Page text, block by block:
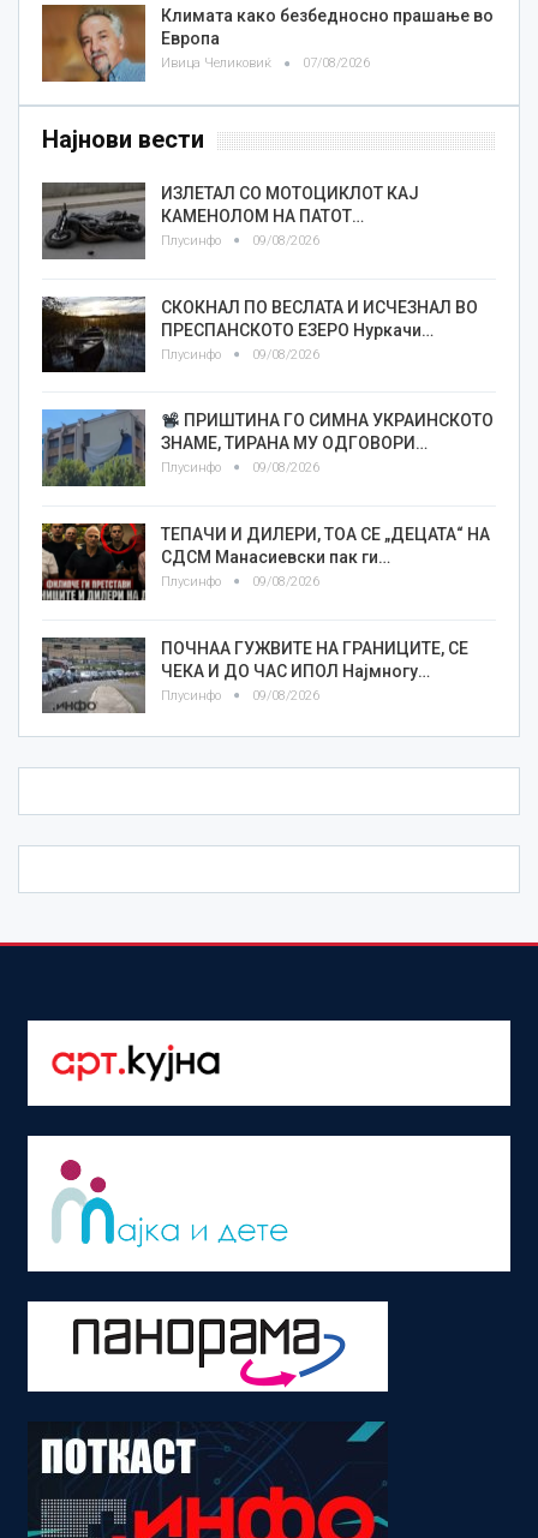
Климата како безбедносно прашање во
Европа
Ивица Челиковиќ 07/08/2026
Најнови вести
ИЗЛЕТАЛ СО МОТОЦИКЛОТ КАЈ
КАМЕНОЛОМ НА ПАТОТ…
Плусинфо 09/08/2026
СКОКНАЛ ПО ВЕСЛАТА И ИСЧЕЗНАЛ ВО
ПРЕСПАНСКОТО ЕЗЕРО Нуркачи…
Плусинфо 09/08/2026
ПРИШТИНА ГО СИМНА УКРАИНСКОТО
ЗНАМЕ, ТИРАНА МУ ОДГОВОРИ…
Плусинфо 09/08/2026
TEПАЧИ И ДИЛЕРИ, ТОА СЕ „ДЕЦАТА“ НА
СДСМ Манасиевски пак ги…
Плусинфо 09/08/2026
ПОЧНАА ГУЖВИТЕ НА ГРАНИЦИТЕ, СЕ
ЧЕКА И ДО ЧАС ИПОЛ Најмногу…
Плусинфо 09/08/2026